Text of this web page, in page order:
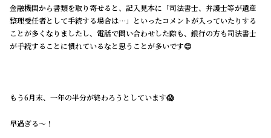
金融機関から書類を取り寄せると、記入見本に「司法書士、弁護士等が遺産
整理受任者として手続する場合は…」といったコメントが入っていたりする
ことが多くなりましたし、電話で問い合わせした際も、銀行の方も司法書士
が手続することに慣れているなと思うことが多いです😊
もう6月末、一年の半分が終わろうとしています😱
早過ぎる〜！